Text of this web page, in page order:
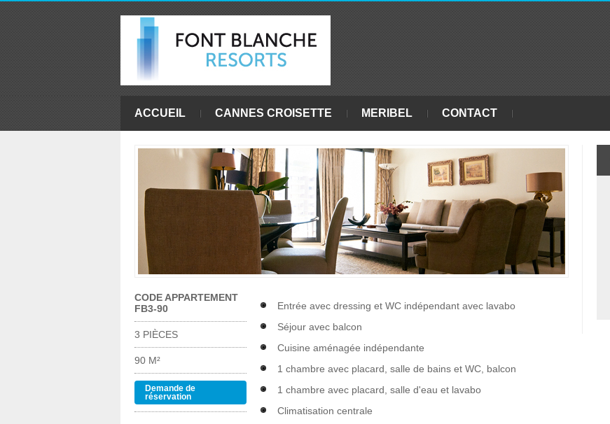
ACCUEIL CANNES CROISETTE MERIBEL CONTACT
CODE APPARTEMENT
FB3-90
3 PIÈCES
90 M²
Demande de
réservation
Entrée avec dressing et WC indépendant avec lavabo
Séjour avec balcon
Cuisine aménagée indépendante
1 chambre avec placard, salle de bains et WC, balcon
1 chambre avec placard, salle d'eau et lavabo
Climatisation centrale